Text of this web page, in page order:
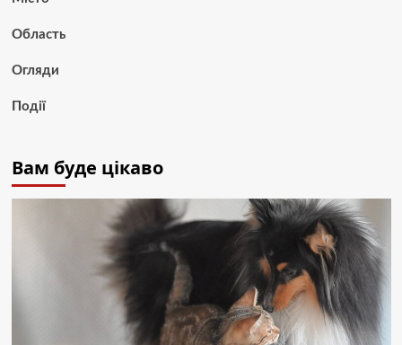
Область
Огляди
Події
Вам буде цікаво